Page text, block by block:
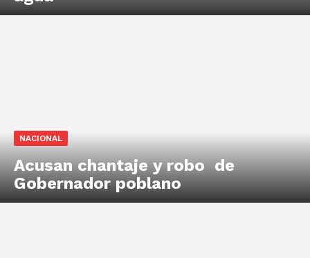
NACIONAL
Acusan chantaje y robo de
Gobernador poblano